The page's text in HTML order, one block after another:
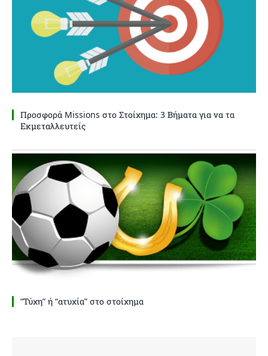
Προσφορά Missions στο Στοίχημα: 3 Βήματα για να τα
Εκμεταλλευτείς
“Τύχη” ή “ατυχία” στο στοίχημα